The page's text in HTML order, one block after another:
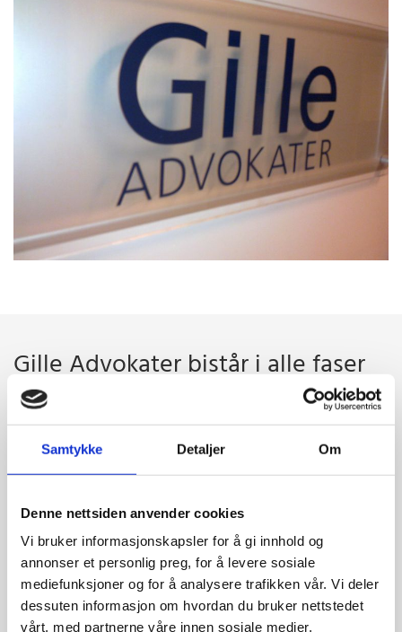
Samtykke Detaljer Om
Denne nettsiden anvender cookies
Vi bruker informasjonskapsler for å gi innhold og
annonser et personlig preg, for å levere sosiale
mediefunksjoner og for å analysere trafikken vår. Vi deler
dessuten informasjon om hvordan du bruker nettstedet
vårt, med partnerne våre innen sosiale medier,
Gille Advokater bistår i alle faser
av anskaffelsesprosessen,
herunder:
Planlegging av anskaffelsen - definering av behov
Valg av anskaffelsesprosedyre
Utarbeidelse/kvalitetssikring av
konkurransegrunnlag